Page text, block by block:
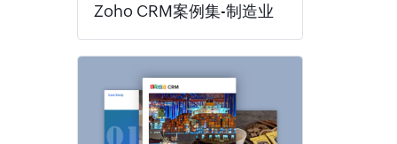
Zoho CRM案例集-制造业